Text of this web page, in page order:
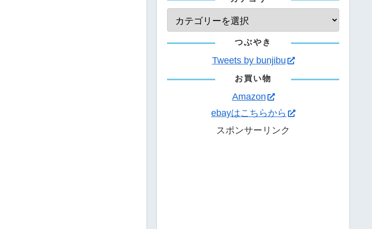
つぶやき
Tweets by bunjibu
お買い物
Amazon
ebayはこちらから
スポンサーリンク